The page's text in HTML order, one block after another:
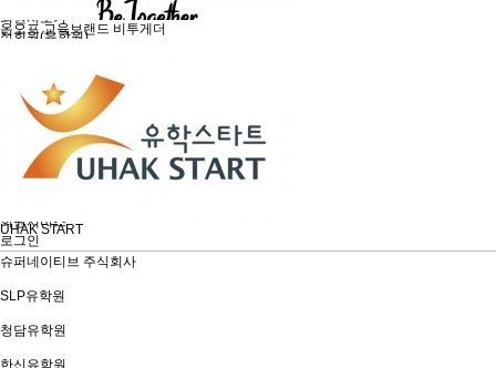
회원사보기
정회원(유학원)
학교인증제
학교인증제란
KOSA AWARD
유학프로그램
유학신문고
커뮤니티
회원서비스
로그인
온오프 교육브랜드 비투게더
UHAK START
슈퍼네이티브 주식회사
SLP유학원
청담유학원
한신유학원